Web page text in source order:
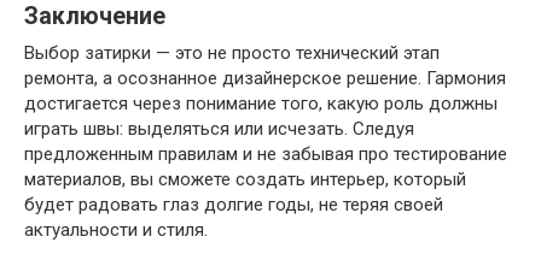
Заключение
Выбор затирки — это не просто технический этап
ремонта, а осознанное дизайнерское решение. Гармония
достигается через понимание того, какую роль должны
играть швы: выделяться или исчезать. Следуя
предложенным правилам и не забывая про тестирование
материалов, вы сможете создать интерьер, который
будет радовать глаз долгие годы, не теряя своей
актуальности и стиля.